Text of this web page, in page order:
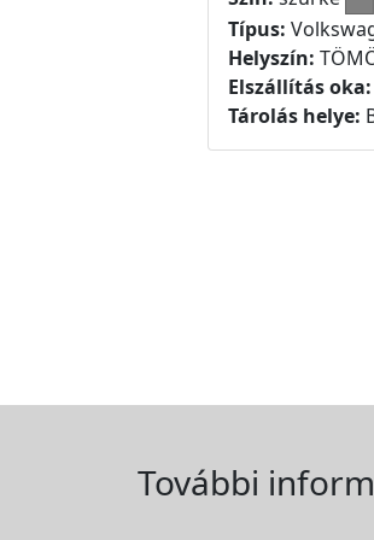
Típus:
Helyszín:
Elszállítás oka:
Tárolás helye:
További